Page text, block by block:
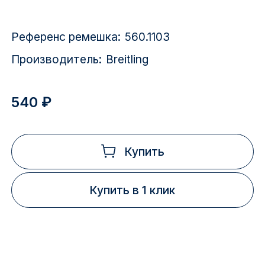
1 Поселок
2717 км
2-я Смирновка
Референс ремешка: 560.1103
Производитель: Breitling
540 ₽
Купить
Купить в 1 клик